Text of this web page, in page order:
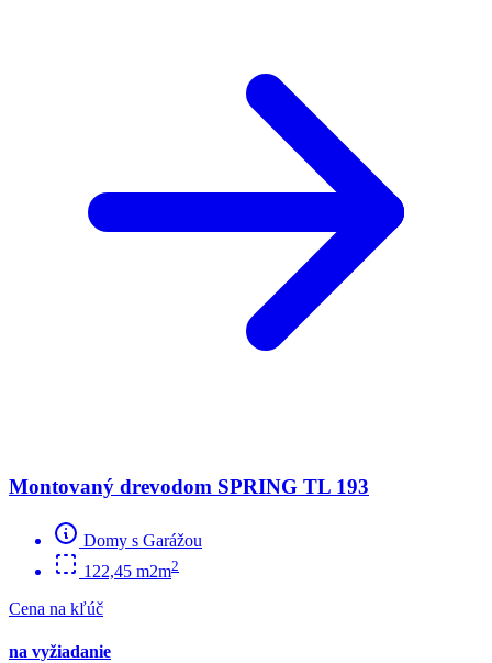
Montovaný drevodom SPRING TL 193
Domy s Garážou
122,45 m2m2
Cena na kľúč
na vyžiadanie